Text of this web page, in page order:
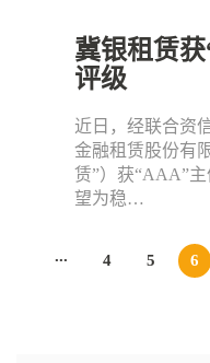
冀银租赁
评级
近日，经联合资
金融租赁股份有
赁”）获“AAA”
望为稳…
... 4 5 6